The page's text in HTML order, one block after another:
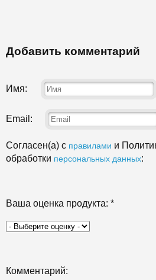
Добавить комментарий
Имя:
Email:
Согласен(а) с правилами и
обработки персональных данных:
Ваша оценка продукта: *
Комментарий: